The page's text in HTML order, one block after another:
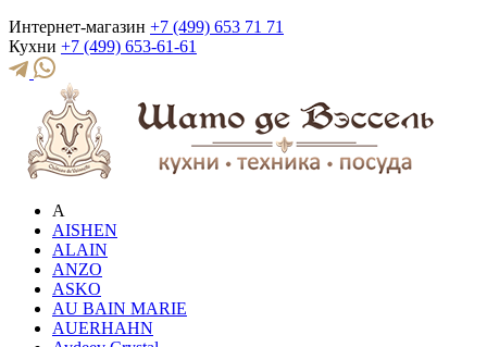
Интернет-магазин +7 (499) 653 71 71
Кухни +7 (499) 653-61-61
A
AISHEN
ALAIN
ANZO
ASKO
AU BAIN MARIE
AUERHAHN